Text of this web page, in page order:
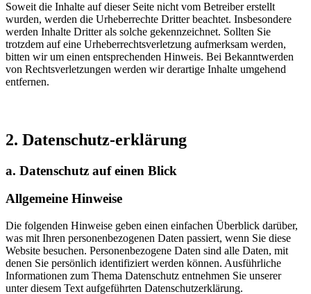
Soweit die Inhalte auf dieser Seite nicht vom Betreiber erstellt
wurden, werden die Urheberrechte Dritter beachtet. Insbesondere
werden Inhalte Dritter als solche gekennzeichnet. Sollten Sie
trotzdem auf eine Urheberrechtsverletzung aufmerksam werden,
bitten wir um einen entsprechenden Hinweis. Bei Bekanntwerden
von Rechtsverletzungen werden wir derartige Inhalte umgehend
entfernen.
2. Datenschutz-erklärung
a. Datenschutz auf einen Blick
Allgemeine Hinweise
Die folgenden Hinweise geben einen einfachen Überblick darüber,
was mit Ihren personenbezogenen Daten passiert, wenn Sie diese
Website besuchen. Personenbezogene Daten sind alle Daten, mit
denen Sie persönlich identifiziert werden können. Ausführliche
Informationen zum Thema Datenschutz entnehmen Sie unserer
unter diesem Text aufgeführten Datenschutzerklärung.